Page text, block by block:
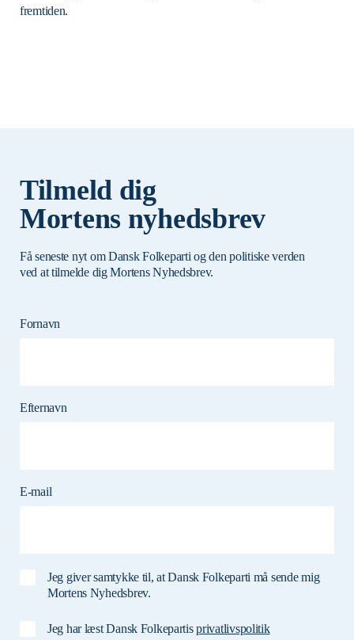
fremtiden.
Tilmeld dig
Mortens nyhedsbrev
Få seneste nyt om Dansk Folkeparti og den politiske verden
ved at tilmelde dig Mortens Nyhedsbrev.
Fornavn
Efternavn
E-mail
Jeg giver samtykke til, at Dansk Folkeparti må sende mig
Mortens Nyhedsbrev.
Jeg har læst Dansk Folkepartisprivatlivspolitik